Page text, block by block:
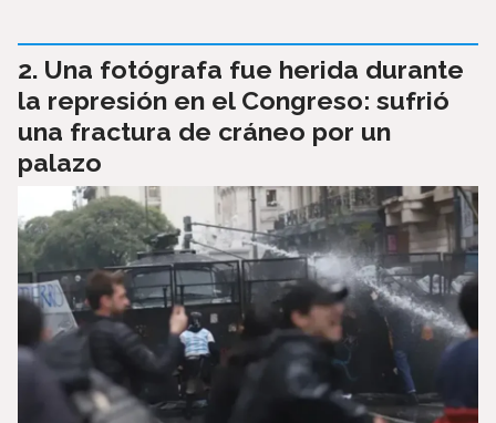
Una fotógrafa fue herida durante
la represión en el Congreso: sufrió
una fractura de cráneo por un
palazo